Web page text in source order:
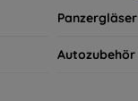
Panzergläser
Autozubehör